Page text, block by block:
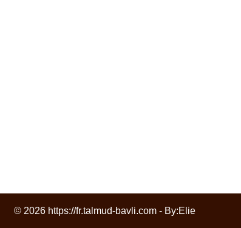
© 2026 https://fr.talmud-bavli.com - By:Elie